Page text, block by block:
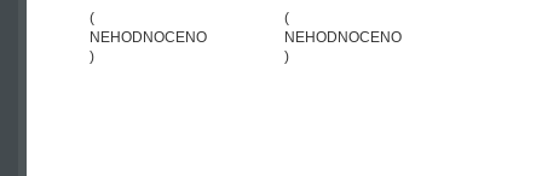
(
NEHODNOCENO
)
(
NEHODNOCENO
)